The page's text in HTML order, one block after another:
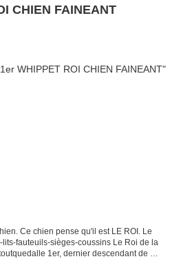
CHIEN FAINEANT
Ce chien pense qu'il est LE ROI. Le
fauteuils-sièges-coussins Le Roi de la
1er, dernier descendant de la